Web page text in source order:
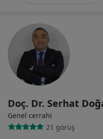
Doç. Dr. Serhat
Genel cerrahi
21 görüş